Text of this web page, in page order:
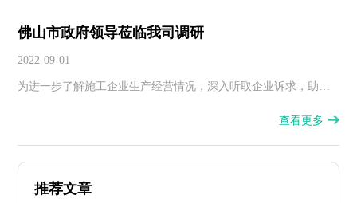
佛山市政府领导莅临我司调研
2022-09-01
为进一步了解施工企业生产经营情况，深入听取企业诉求，助推
司开展专题调研工作，市政府副秘书长、市信访局局长吴小庆，
市住建局、市人社局、区政府等部门负责人陪同调研。
查看更多
推荐文章